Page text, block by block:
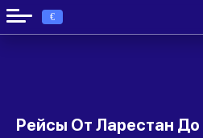
€
Рейсы От Ларестан